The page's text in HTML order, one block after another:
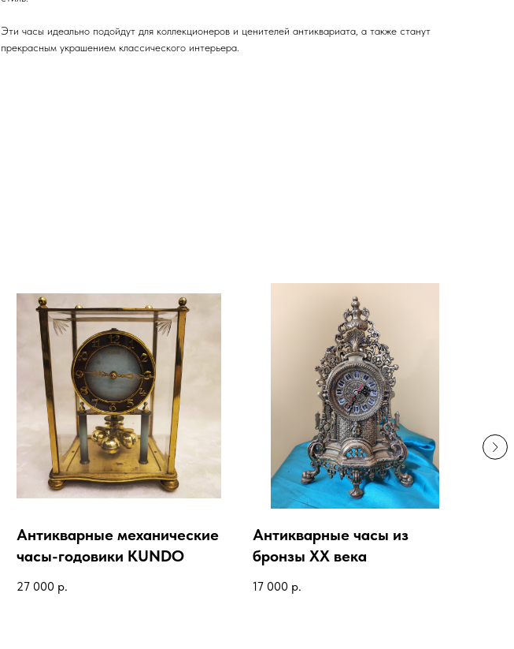
Эти часы идеально подойдут для коллекционеров и ценителей антиквариата, а также станут
прекрасным украшением классического интерьера.
Антикварные механические
часы-годовики KUNDO
27 000 р.
Антикварные часы из
бронзы XX века
17 000 р.